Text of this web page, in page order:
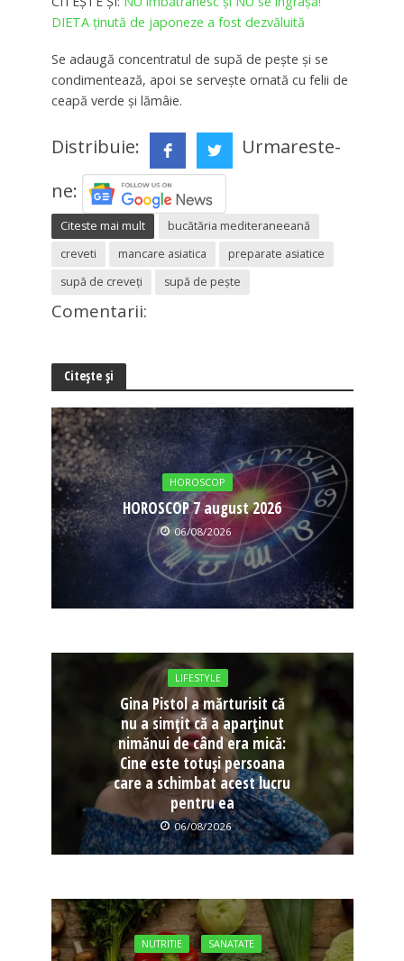
DIETA ținută de japoneze a fost dezvăluită
Se adaugă concentratul de supă de pește și se
condimentează, apoi se servește ornată cu felii de
ceapă verde și lămâie.
Distribuie:
Urmareste-
ne:
Citeste mai mult
bucătăria mediteraneeană
creveti
mancare asiatica
preparate asiatice
supă de creveți
supă de pește
Comentarii:
Citește și
HOROSCOP
HOROSCOP 7 august 2026
06/08/2026
LIFESTYLE
Gina Pistol a mărturisit că
nu a simțit că a aparținut
nimănui de când era mică:
Cine este totuși persoana
care a schimbat acest lucru
pentru ea
06/08/2026
NUTRITIE SANATATE